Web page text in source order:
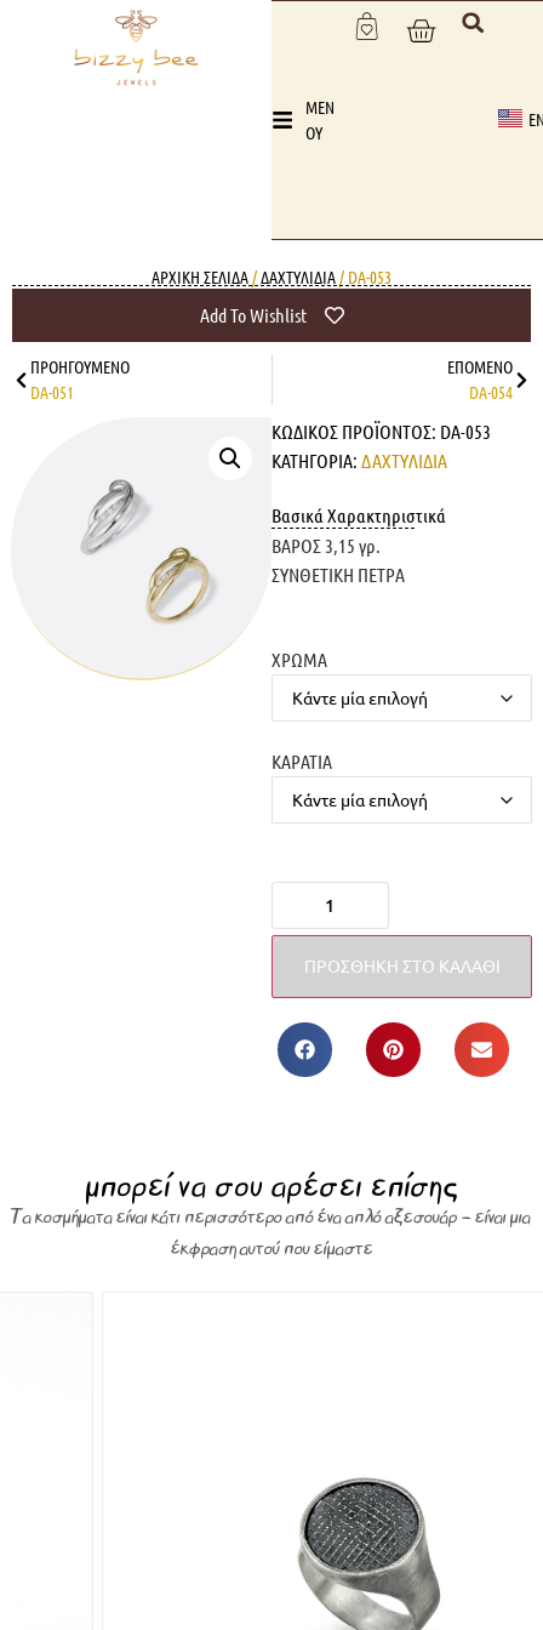
MEN
OY
ΑΡΧΙΚΉ ΣΕΛΊΔΑ/ΔΑΧΤΥΛΙΔΙΑ/ DA-053
Add To Wishlist
ΠΡΟΗΓΟΎΜΕΝΟ
DA-051
ΕΠΌΜΕΝΟ
DA-054
ΚΩΔΙΚΌΣ ΠΡΟΪΌΝΤΟΣ: DA-053
ΚΑΤΗΓΟΡΊΑ: ΔΑΧΤΥΛΙΔΙΑ
Βασικά Χαρακτηριστικά
ΒΑΡΟΣ 3,15 γρ.
ΣΥΝΘΕΤΙΚΗ ΠΕΤΡΑ
ΧΡΩΜΑ
ΚΑΡΑΤΙΑ
ΠΡΟΣΘΉΚΗ ΣΤΟ ΚΑΛΆΘΙ
μπορεί να σου αρέσει επίσης
Τα κοσμήματα είναι κάτι περισσότερο από ένα απλό αξεσουάρ – είναι μια
έκφραση αυτού που είμαστε